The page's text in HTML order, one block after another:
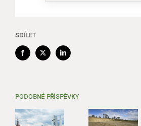
SDÍLET
Facebook
X LinkedIn
PODOBNÉ PŘÍSPĚVKY